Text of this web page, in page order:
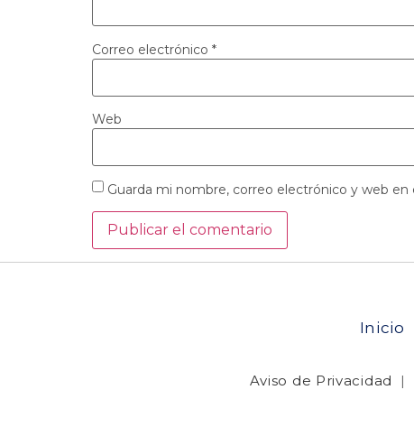
Correo electrónico *
Web
Guarda mi nombre, correo electrónico y web
Inicio
Aviso de Privacidad |